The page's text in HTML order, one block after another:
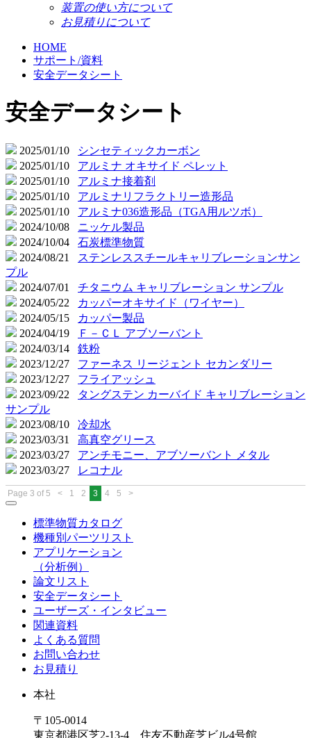
装置の使い方について
お見積りについて
HOME
サポート/資料
安全データシート
安全データシート
2025/01/10
シンセティックカーボン
2025/01/10 アルミナ オキサイド ペレット
2025/01/10 アルミナ接着剤
2025/01/10 アルミナリフラクトリー造形品
2025/01/10 アルミナ036造形品（TGA用ルツボ）
2024/10/08 ニッケル製品
2024/10/04 石炭標準物質
2024/08/21
ステンレススチールキャリブレーションサン
プル
2024/07/01 チタニウム キャリブレーション サンプル
2024/05/22
カッパーオキサイド（ワイヤー）
2024/05/15
カッパー製品
2024/04/19
Ｆ－ＣＬ アブソーバント
2024/03/14 鉄粉
2023/12/27 ファーネス リージェント セカンダリー
2023/12/27 フライアッシュ
2023/09/22
タングステン カーバイド キャリブレーション
サンプル
2023/08/10 冷却水
2023/03/31 高真空グリース
2023/03/27 アンチモニー、アブソーバント メタル
2023/03/27
レコナル
Page 3 of 5 < 1 2 3 4 5 >
標準物質カタログ
機種別パーツリスト
アプリケーション
（分析例）
論文リスト
安全データシート
ユーザーズ・インタビュー
関連資料
よくある質問
お問い合わせ
お見積り
本社
〒105-0014
東京都港区芝2-13-4 住友不動産芝ビル4号館